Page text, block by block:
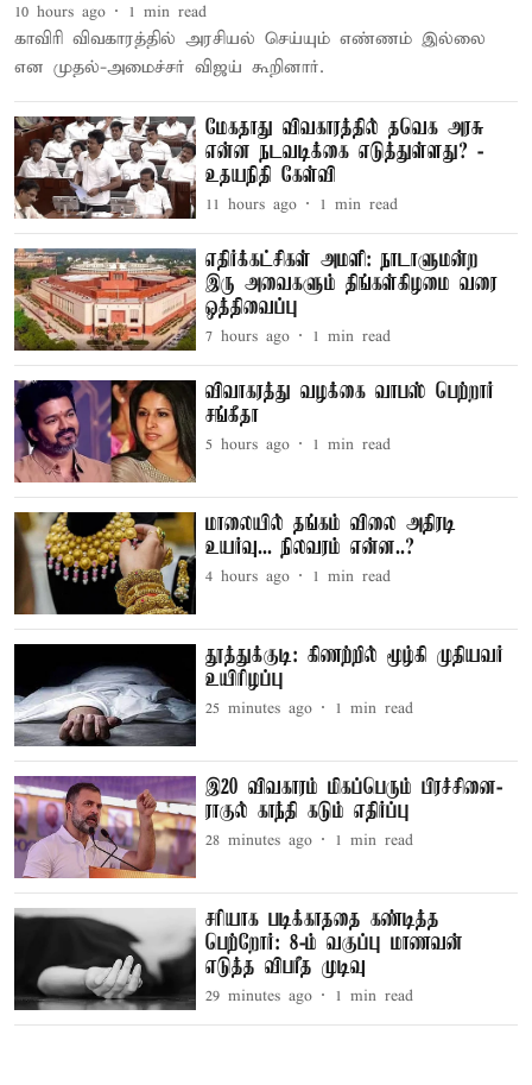
விவாகரத்து வழக்கை வாபஸ் பெற்றார்
சங்கீதா
5 hours ago 1 min read
மாலையில் தங்கம் விலை அதிரடி
உயர்வு... நிலவரம் என்ன..?
4 hours ago 1 min read
தூத்துக்குடி: கிணற்றில் மூழ்கி முதியவர்
உயிரிழப்பு
25 minutes ago 1 min read
இ20 விவகாரம் மிகப்பெரும் பிரச்சினை-
ராகுல் காந்தி கடும் எதிர்ப்பு
28 minutes ago 1 min read
சரியாக படிக்காததை கண்டித்த
பெற்றோர்: 8-ம் வகுப்பு மாணவன்
எடுத்த விபரீத முடிவு
29 minutes ago 1 min read
10 hours ago 1 min read
காவிரி விவகாரத்தில் அரசியல் செய்யும் எண்ணம் இல்லை
என முதல்-அமைச்சர் விஜய் கூறினார்.
மேகதாது விவகாரத்தில் தவெக அரசு
என்ன நடவடிக்கை எடுத்துள்ளது? -
உதயநிதி கேள்வி
11 hours ago 1 min read
எதிர்க்கட்சிகள் அமளி: நாடாளுமன்ற
இரு அவைகளும் திங்கள்கிழமை வரை
ஒத்திவைப்பு
7 hours ago 1 min read